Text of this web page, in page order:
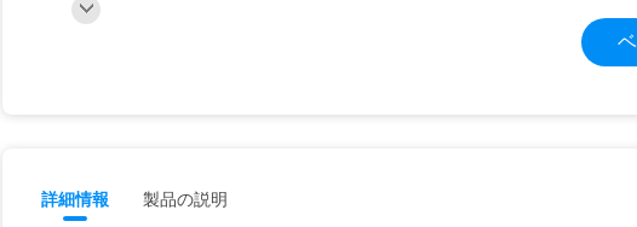
詳細情報 製品の説明